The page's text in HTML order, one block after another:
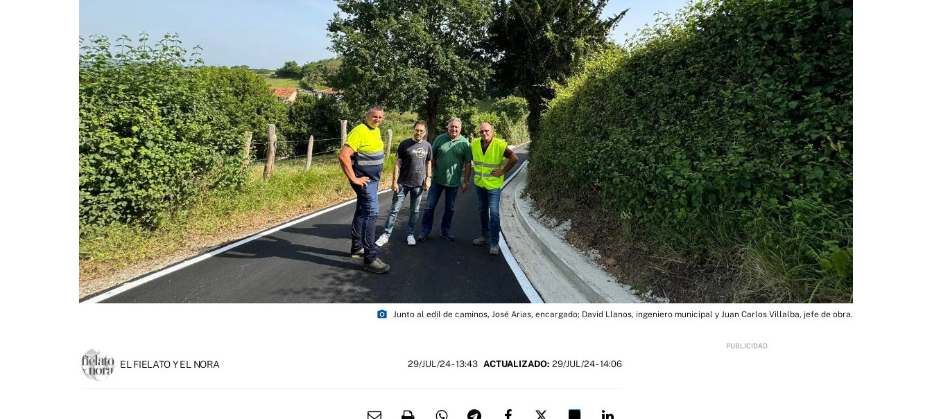
photo_camera Junto al edil de caminos, José Arias, encargado; David Llanos, ingeniero municipal y Juan Carlos Villalba, jefe de obra.
EL FIELATO Y EL NORA 29/JUL/24- 13:43 ACTUALIZADO: 29/JUL/24 - 14:06